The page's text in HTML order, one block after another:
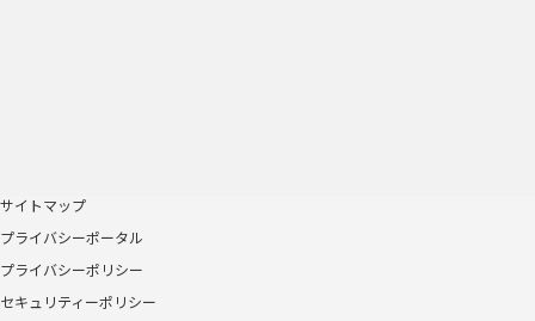
サイトマップ
プライバシーポータル
プライバシーポリシー
セキュリティーポリシー